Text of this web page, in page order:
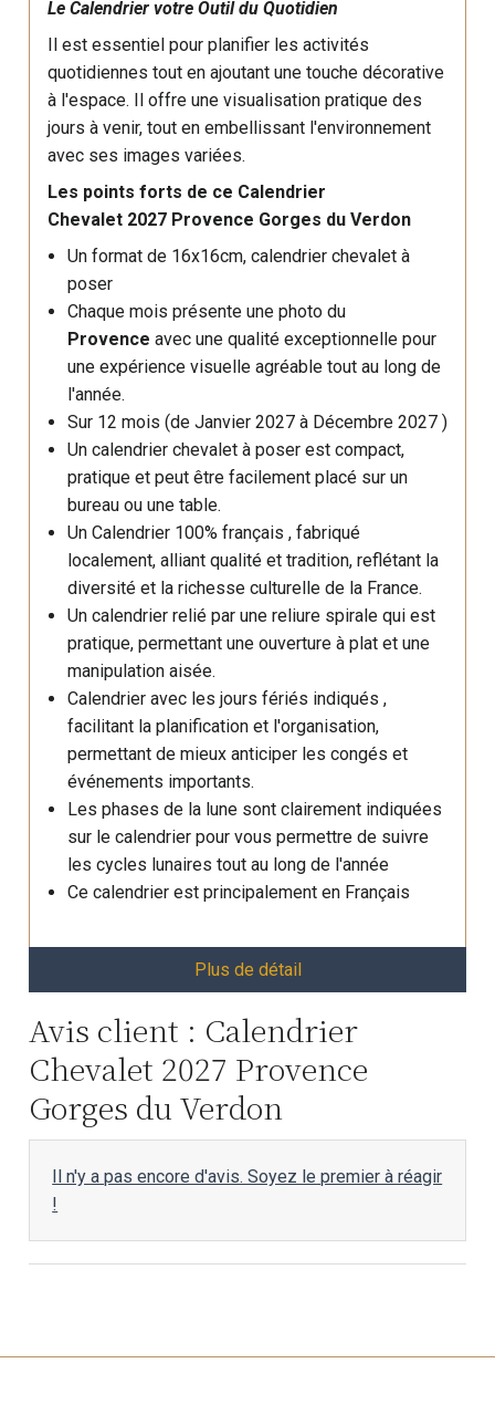
Le Calendrier votre Outil du Quotidien
Il est essentiel pour planifier les activités
quotidiennes tout en ajoutant une touche décorative
à l'espace. Il offre une visualisation pratique des
jours à venir, tout en embellissant l'environnement
avec ses images variées.
Les points forts de ce Calendrier
Chevalet 2027 Provence Gorges du Verdon
Un format de 16x16cm, calendrier chevalet à
poser
Chaque mois présente une photo du
Provence avec une qualité exceptionnelle pour
une expérience visuelle agréable tout au long de
l'année.
Sur 12 mois (de Janvier 2027 à Décembre 2027 )
Un calendrier chevalet à poser est compact,
pratique et peut être facilement placé sur un
bureau ou une table.
Un Calendrier 100% français , fabriqué
localement, alliant qualité et tradition, reflétant la
diversité et la richesse culturelle de la France.
Un calendrier relié par une reliure spirale qui est
pratique, permettant une ouverture à plat et une
manipulation aisée.
Calendrier avec les jours fériés indiqués ,
facilitant la planification et l'organisation,
permettant de mieux anticiper les congés et
événements importants.
Les phases de la lune sont clairement indiquées
sur le calendrier pour vous permettre de suivre
les cycles lunaires tout au long de l'année
Ce calendrier est principalement en Français
Plus de détail
Avis client : Calendrier
Chevalet 2027 Provence
Gorges du Verdon
Il n'y a pas encore d'avis. Soyez le premier à réagir
!